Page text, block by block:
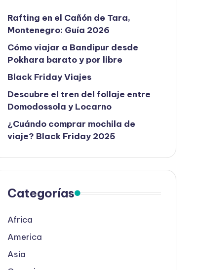
Rafting en el Cañón de Tara,
Montenegro: Guía 2026
Cómo viajar a Bandipur desde
Pokhara barato y por libre
Black Friday Viajes
Descubre el tren del follaje entre
Domodossola y Locarno
¿Cuándo comprar mochila de
viaje? Black Friday 2025
Categorías
Africa
America
Asia